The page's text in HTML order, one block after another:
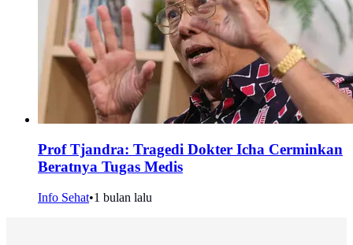
Prof Tjandra: Tragedi Dokter Icha Cerminkan
Beratnya Tugas Medis
Info Sehat•1 bulan lalu